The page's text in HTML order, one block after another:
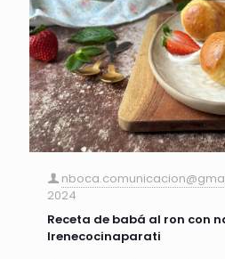
2024
Receta de babá al ron con
Irenecocinaparati